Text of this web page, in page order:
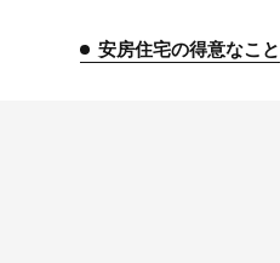
安房住宅の得意なこと